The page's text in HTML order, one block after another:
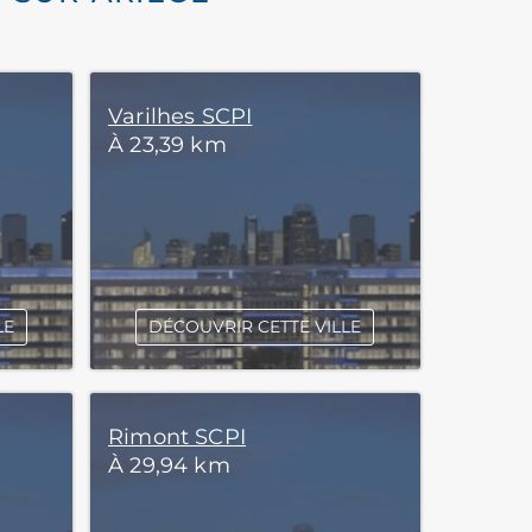
Varilhes SCPI
À 23,39 km
DÉCOUVRIR CETTE VILLE
Rimont SCPI
À 29,94 km